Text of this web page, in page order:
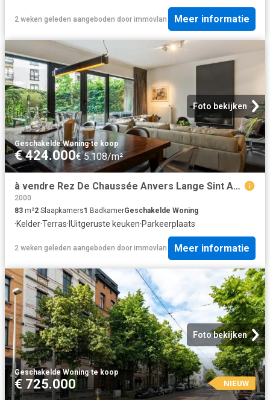
2 weken geleden aangeboden door immovlan Meer informatie
Foto bekijken
Geschakelde Woning·te koop
€ 424.000€ 5.108/m²
à vendre Rez De Chaussée Anvers Lange Sint Annastraat
2000
83 m²2 Slaapkamers1 BadkamerGeschakelde Woning
·Kelder·Terras·IUitgeruste keuken·Parkeerplaats
2 weken geleden aangeboden door immovlan Meer informatie
Foto bekijken
Geschakelde Woning·te koop
€ 725.000 NIEUW